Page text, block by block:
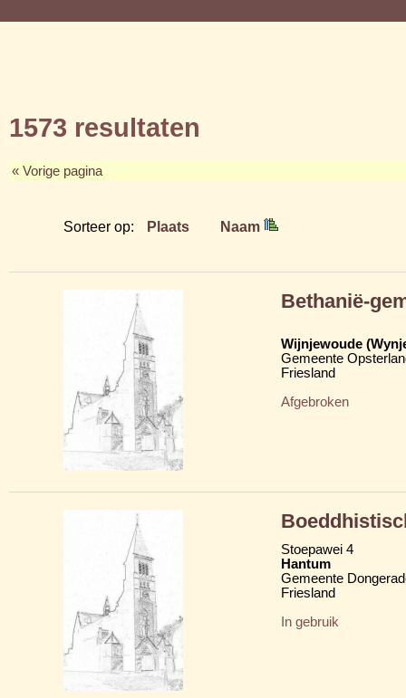
1573 resultaten
« Vorige pagina
Sorteer op: Plaats Naam
Bethanië-
Wijnjewoude
Gemeente
Friesland
Afgebroken
Stoepawei 4
Hantum
Gemeente
Friesland
In gebruik